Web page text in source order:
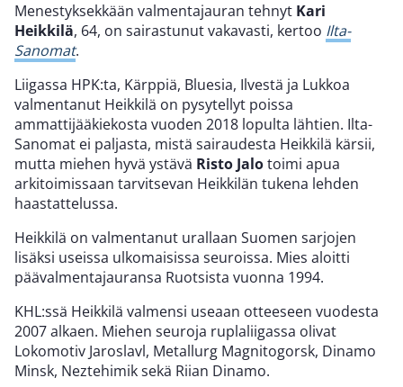
Menestyksekkään valmentajauran tehnyt Kari
Heikkilä, 64, on sairastunut vakavasti, kertoo Ilta-
Sanomat.
Liigassa HPK:ta, Kärppiä, Bluesia, Ilvestä ja Lukkoa
valmentanut Heikkilä on pysytellyt poissa
ammattijääkiekosta vuoden 2018 lopulta lähtien. Ilta-
Sanomat ei paljasta, mistä sairaudesta Heikkilä kärsii,
mutta miehen hyvä ystävä Risto Jalotoimi apua
arkitoimissaan tarvitsevan Heikkilän tukena lehden
haastattelussa.
Heikkilä on valmentanut urallaan Suomen sarjojen
lisäksi useissa ulkomaisissa seuroissa. Mies aloitti
päävalmentajauransa Ruotsista vuonna 1994.
KHL:ssä Heikkilä valmensi useaan otteeseen vuodesta
2007 alkaen. Miehen seuroja ruplaliigassa olivat
Lokomotiv Jaroslavl, Metallurg Magnitogorsk, Dinamo
Minsk, Neztehimik sekä Riian Dinamo.